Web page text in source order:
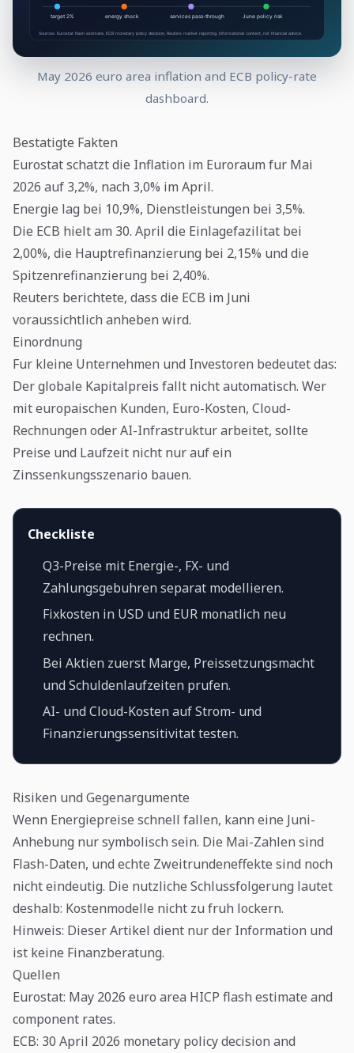
May 2026 euro area inflation and ECB policy-rate
dashboard.
Bestatigte Fakten
Eurostat schatzt die Inflation im Euroraum fur Mai
2026 auf 3,2%, nach 3,0% im April.
Energie lag bei 10,9%, Dienstleistungen bei 3,5%.
Die ECB hielt am 30. April die Einlagefazilitat bei
2,00%, die Hauptrefinanzierung bei 2,15% und die
Spitzenrefinanzierung bei 2,40%.
Reuters berichtete, dass die ECB im Juni
voraussichtlich anheben wird.
Einordnung
Fur kleine Unternehmen und Investoren bedeutet das:
Der globale Kapitalpreis fallt nicht automatisch. Wer
mit europaischen Kunden, Euro-Kosten, Cloud-
Rechnungen oder AI-Infrastruktur arbeitet, sollte
Preise und Laufzeit nicht nur auf ein
Zinssenkungsszenario bauen.
Checkliste
Q3-Preise mit Energie-, FX- und
Zahlungsgebuhren separat modellieren.
Fixkosten in USD und EUR monatlich neu
rechnen.
Bei Aktien zuerst Marge, Preissetzungsmacht
und Schuldenlaufzeiten prufen.
AI- und Cloud-Kosten auf Strom- und
Finanzierungssensitivitat testen.
Risiken und Gegenargumente
Wenn Energiepreise schnell fallen, kann eine Juni-
Anhebung nur symbolisch sein. Die Mai-Zahlen sind
Flash-Daten, und echte Zweitrundeneffekte sind noch
nicht eindeutig. Die nutzliche Schlussfolgerung lautet
deshalb: Kostenmodelle nicht zu fruh lockern.
Hinweis: Dieser Artikel dient nur der Information und
ist keine Finanzberatung.
Quellen
Eurostat: May 2026 euro area HICP flash estimate and
component rates.
ECB: 30 April 2026 monetary policy decision and